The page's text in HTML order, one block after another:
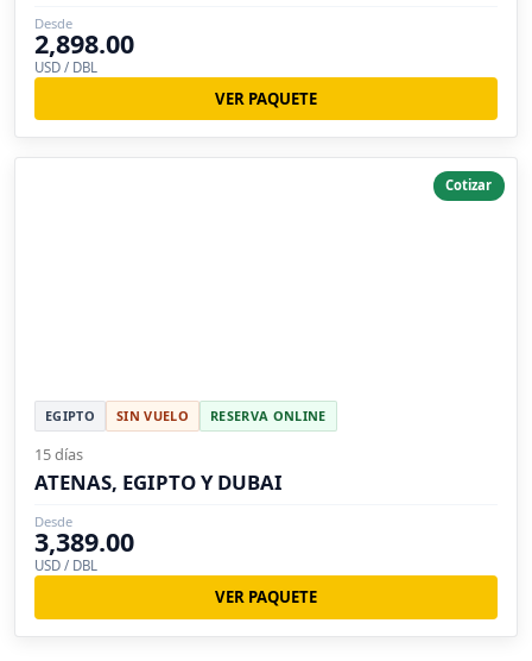
Desde
2,898.00
USD / DBL
VER PAQUETE
Cotizar
EGIPTO SIN VUELO RESERVA ONLINE
15 días
ATENAS, EGIPTO Y DUBAI
Desde
3,389.00
USD / DBL
VER PAQUETE